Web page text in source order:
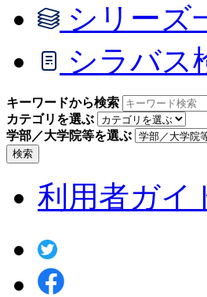
シリーズ
シラバス
キーワードから検索
カテゴリを選ぶ
学部／大学院等を選ぶ
検索
利用者ガイ